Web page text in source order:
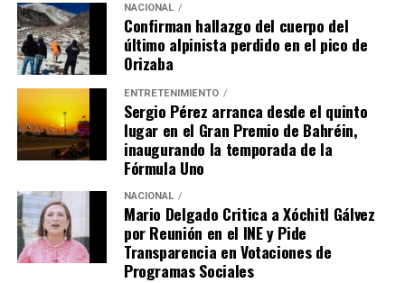
NACIONAL
Confirman hallazgo del cuerpo del
último alpinista perdido en el pico de
Orizaba
ENTRETENIMIENTO
Sergio Pérez arranca desde el quinto
lugar en el Gran Premio de Bahréin,
inaugurando la temporada de la
Fórmula Uno
NACIONAL
Mario Delgado Critica a Xóchitl Gálvez
por Reunión en el INE y Pide
Transparencia en Votaciones de
Programas Sociales